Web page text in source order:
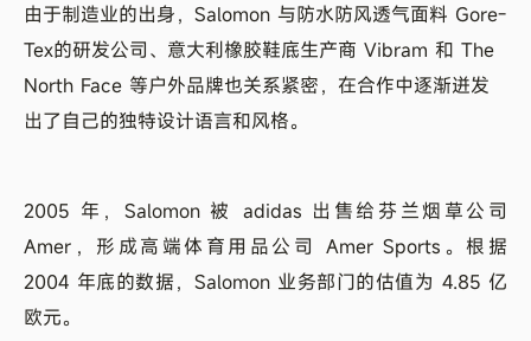
由于制造业的出身，Salomon 与防水防风透气面料 Gore-
Tex的研发公司、意大利橡胶鞋底生产商 Vibram 和 The
North Face 等户外品牌也关系紧密，在合作中逐渐迸发
出了自己的独特设计语言和风格。
2005 年，Salomon 被 adidas 出售给芬兰烟草公司
Amer，形成高端体育用品公司 Amer Sports。根据
2004 年底的数据，Salomon 业务部门的估值为 4.85 亿
欧元。